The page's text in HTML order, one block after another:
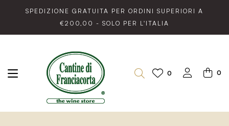
SPEDIZIONE GRATUITA PER ORDINI SUPERIORI A
€200,00 - SOLO PER L'ITALIA
0 0